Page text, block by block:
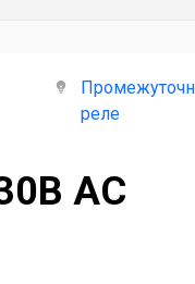
реле
AC